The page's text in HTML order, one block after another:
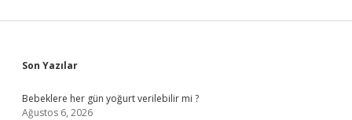
Sidebar
Son Yazılar
Bebeklere her gün yoğurt verilebilir mi ?
Ağustos 6, 2026